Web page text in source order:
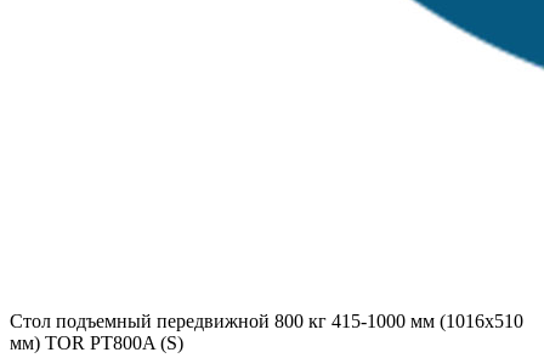
Стол подъемный передвижной 800 кг 415-1000 мм (1016х510
мм) TOR PT800A (S)